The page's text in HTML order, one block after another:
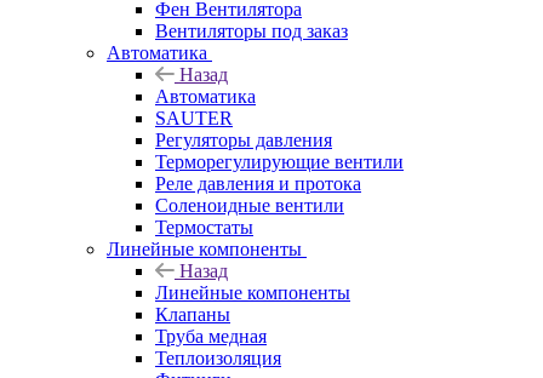
Фен Вентилятора
Вентиляторы под заказ
Автоматика
Назад
Автоматика
SAUTER
Регуляторы давления
Терморегулирующие вентили
Реле давления и протока
Соленоидные вентили
Термостаты
Линейные компоненты
Назад
Линейные компоненты
Клапаны
Труба медная
Теплоизоляция